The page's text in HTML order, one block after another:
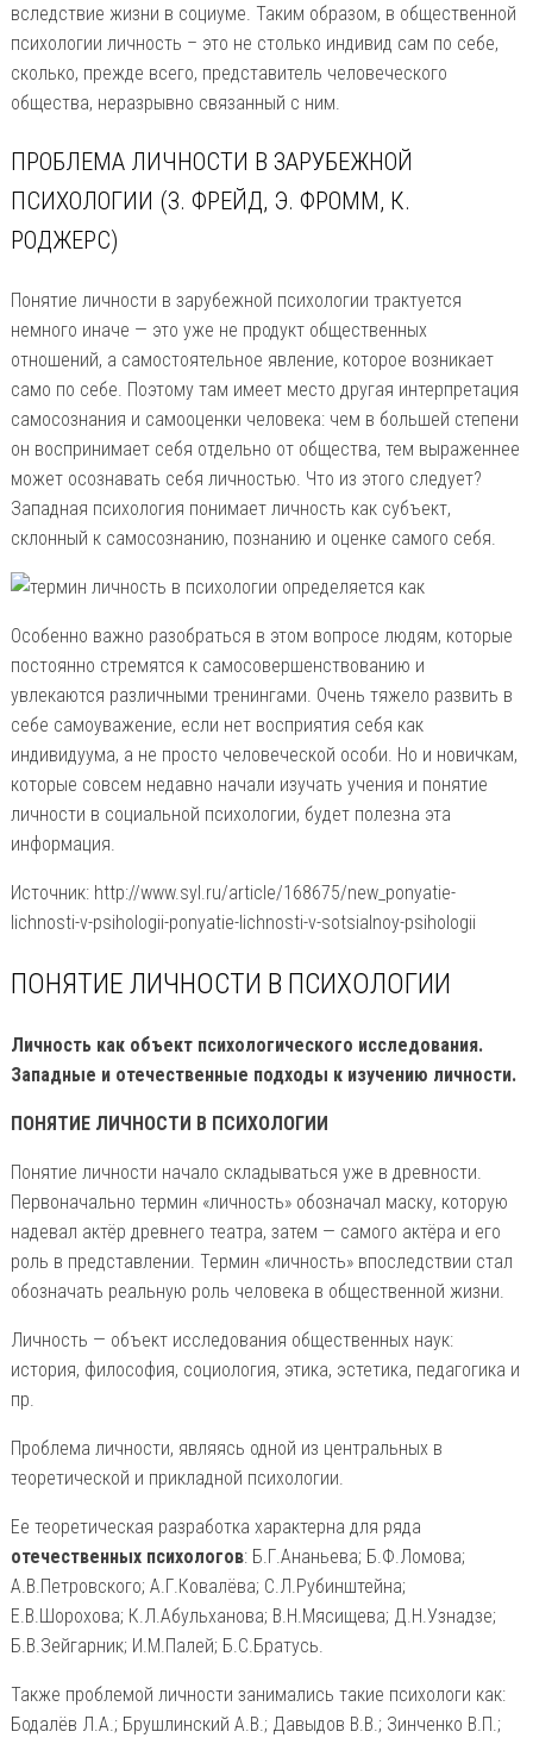
вследствие жизни в социуме. Таким образом, в общественной
психологии личность – это не столько индивид сам по себе,
сколько, прежде всего, представитель человеческого
общества, неразрывно связанный с ним.
ПРОБЛЕМА ЛИЧНОСТИ В ЗАРУБЕЖНОЙ
ПСИХОЛОГИИ (З. ФРЕЙД, Э. ФРОММ, К.
РОДЖЕРС)
Понятие личности в зарубежной психологии трактуется
немного иначе — это уже не продукт общественных
отношений, а самостоятельное явление, которое возникает
само по себе. Поэтому там имеет место другая интерпретация
самосознания и самооценки человека: чем в большей степени
он воспринимает себя отдельно от общества, тем выраженнее
может осознавать себя личностью. Что из этого следует?
Западная психология понимает личность как субъект,
склонный к самосознанию, познанию и оценке самого себя.
Особенно важно разобраться в этом вопросе людям, которые
постоянно стремятся к самосовершенствованию и
увлекаются различными тренингами. Очень тяжело развить в
себе самоуважение, если нет восприятия себя как
индивидуума, а не просто человеческой особи. Но и новичкам,
которые совсем недавно начали изучать учения и понятие
личности в социальной психологии, будет полезна эта
информация.
Источник: http://www.syl.ru/article/168675/new_ponyatie-
lichnosti-v-psihologii-ponyatie-lichnosti-v-sotsialnoy-psihologii
ПОНЯТИЕ ЛИЧНОСТИ В ПСИХОЛОГИИ
Личность как объект психологического исследования.
Западные и отечественные подходы к изучению личности.
ПОНЯТИЕ ЛИЧНОСТИ В ПСИХОЛОГИИ
Понятие личности начало складываться уже в древности.
Первоначально термин «личность» обозначал маску, которую
надевал актёр древнего театра, затем — самого актёра и его
роль в представлении. Термин «личность» впоследствии стал
обозначать реальную роль человека в общественной жизни.
Личность — объект исследования общественных наук:
история, философия, социология, этика, эстетика, педагогика и
пр.
Проблема личности, являясь одной из центральных в
теоретической и прикладной психологии.
Ее теоретическая разработка характерна для ряда
отечественных психологов: Б.Г.Ананьева; Б.Ф.Ломова;
А.В.Петровского; А.Г.Ковалёва; С.Л.Рубинштейна;
Е.В.Шорохова; К.Л.Абульханова; В.Н.Мясищева; Д.Н.Узнадзе;
Б.В.Зейгарник; И.М.Палей; Б.С.Братусь.
Также проблемой личности занимались такие психологи как:
Бодалёв Л.А.; Брушлинский А.В.; Давыдов В.В.; Зинченко В.П.;